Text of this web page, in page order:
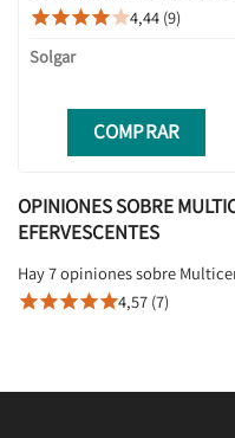
4,44 (9)
Solgar
COMPRAR
OPINIONES SOBRE
EFERVESCENTES
Hay 7 opiniones sobre
4,57 (7)